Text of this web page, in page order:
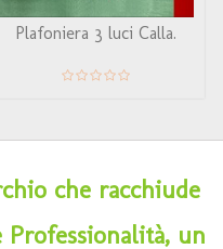
Plafoniera 3 luci Calla.
che racchiude
Professionalità, un